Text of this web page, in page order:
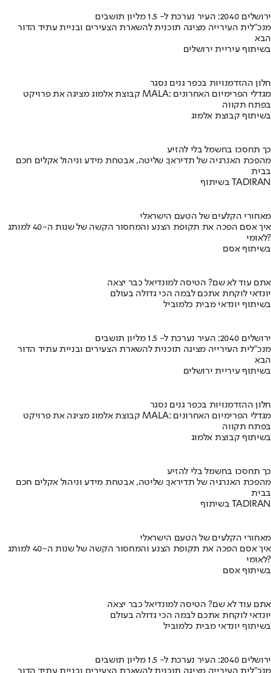
ירושלים 2040: העיר נערכת ל- 1.5 מליון תושבים
מנכ"לית העירייה מציגה תוכנית להשארת הצעירים ובניית עתיד הדור
הבא
בשיתוף עיריית ירושלים
חלון ההזדמנויות בכפר גנים נסגר
קבוצת אלמוג מציגה את פרויקט MALA: מגדלי הפרימיום האחרונים
בפתח תקווה
בשיתוף קבוצת אלמוג
כך תחסכו בחשמל בלי להזיע
מהפכת האנרגיה של תדיראן: שליטה, אבטחת מידע וניהול אקלים חכם
בבית
בשיתוף TADIRAN
מאחורי הקלעים של הטעם הישראלי
איך אסם הפכה את תקופת הצנע והמחסור הקשה של שנות ה-40 למותג
לאומי?
בשיתוף אסם
אתם עוד לא שם? הטיסה למונדיאל כבר יצאה
יונדאי לוקחת אתכם לבמה הכי גדולה בעולם
בשיתוף יונדאי מבית כלמוביל
ירושלים 2040: העיר נערכת ל- 1.5 מליון תושבים
מנכ"לית העירייה מציגה תוכנית להשארת הצעירים ובניית עתיד הדור
הבא
בשיתוף עיריית ירושלים
חלון ההזדמנויות בכפר גנים נסגר
קבוצת אלמוג מציגה את פרויקט MALA: מגדלי הפרימיום האחרונים
בפתח תקווה
בשיתוף קבוצת אלמוג
כך תחסכו בחשמל בלי להזיע
מהפכת האנרגיה של תדיראן: שליטה, אבטחת מידע וניהול אקלים חכם
בבית
בשיתוף TADIRAN
מאחורי הקלעים של הטעם הישראלי
איך אסם הפכה את תקופת הצנע והמחסור הקשה של שנות ה-40 למותג
לאומי?
בשיתוף אסם
אתם עוד לא שם? הטיסה למונדיאל כבר יצאה
יונדאי לוקחת אתכם לבמה הכי גדולה בעולם
בשיתוף יונדאי מבית כלמוביל
ירושלים 2040: העיר נערכת ל- 1.5 מליון תושבים